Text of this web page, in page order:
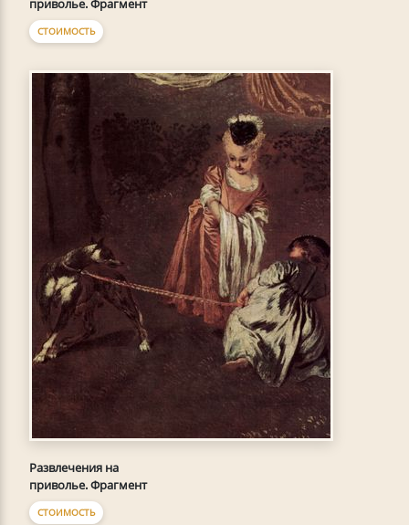
приволье. Фрагмент
СТОИМОСТЬ
Развлечения на
приволье. Фрагмент
СТОИМОСТЬ